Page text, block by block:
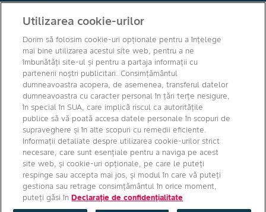
Agro Bayer
România
Canale media
Drepturi de autor © Bayer Crop Science 2026
Condiţii de utilizare/Declarație de confidențialitate/Amprentă/Setări
Utilizarea cookie-urilor
Dorim să folosim cookie-uri opționale pentru a înțelege
mai bine utilizarea acestui site web, pentru a ne
îmbunătăți site-ul și pentru a partaja informații cu
partenerii noștri publicitari. Consimțământul
dumneavoastra acopera, de asemenea, transferul datelor
dumneavoastra cu caracter personal în țări terțe nesigure,
în special în SUA, care implică riscul ca autoritățile
publice să vă poată accesa datele personale în scopuri de
supraveghere și în alte scopuri cu remedii eficiente.
Informații detaliate despre utilizarea cookie-urilor strict
necesare, care sunt esențiale pentru a naviga pe acest
site web, și cookie-uri opționale, pe care le puteți
respinge sau accepta mai jos, și modul în care vă puteți
gestiona sau retrage consimțământul în orice moment,
puteți găsi înDeclarație de confidențialitate